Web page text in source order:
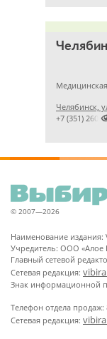
Челябинск,
+7 (351)
© 2007—2026
Наименование издания:
Учредитель: ООО «Алое
Главный сетевой
Сетевая редакция:
Знак информационной
Телефон отдела продаж:
Сетевая редакция: